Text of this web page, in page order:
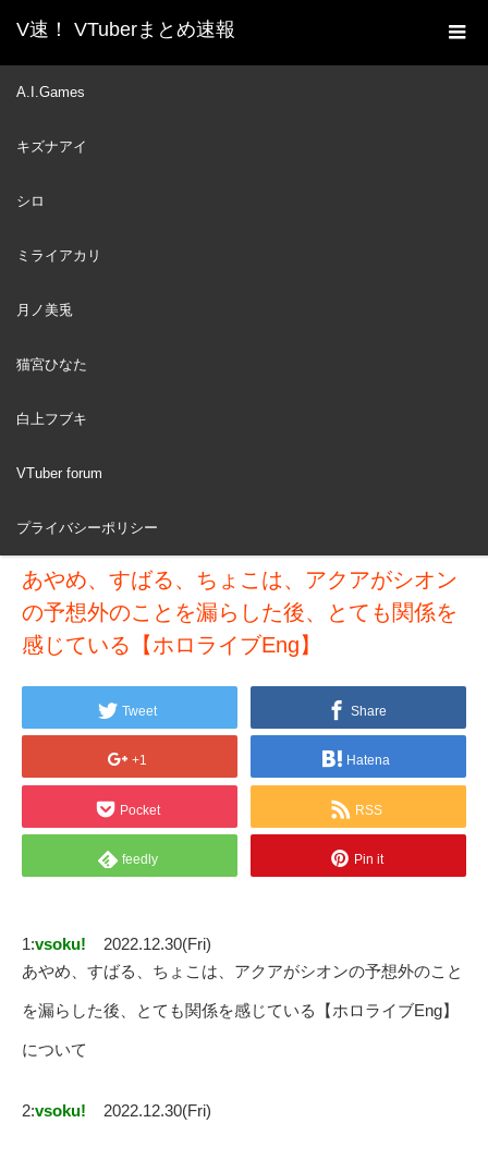
V速！ VTuberまとめ速報
A.I.Games
キズナアイ
シロ
ミライアカリ
月ノ美兎
猫宮ひなた
白上フブキ
VTuber forum
プライバシーポリシー
ホーム
新着動画一覧
感じている【ホロライブEng】
DEC
あやめ、すばる、ちょこは、アクアがシオン
の予想外のことを漏らした後、とても関係を
感じている【ホロライブEng】
Tweet Share
+1 Hatena
Pocket RSS
feedly Pin it
1:vsoku!
2022.12.30(Fri)
あやめ、すばる、ちょこは、アクアがシオンの予想外のこと
を漏らした後、とても関係を感じている【ホロライブEng】
について
2:vsoku! 2022.12.30(Fri)